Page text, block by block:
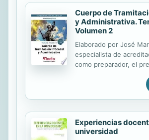
Cuerpo de
y Administrativa.
Volumen 2
Elaborado por José
especialista de
como preparador, el
volumen comprende
19 del temario oficial
para las pruebas de
acceso libre, al Cuerpo
Tramitación Procesal y
de la Administración de
Experiencias
universidad